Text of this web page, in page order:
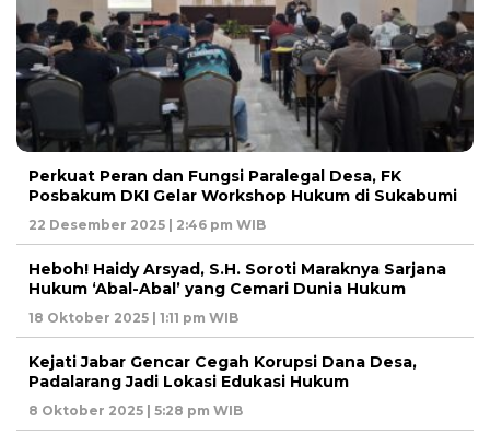
Perkuat Peran dan Fungsi Paralegal Desa, FK
Posbakum DKI Gelar Workshop Hukum di Sukabumi
22 Desember 2025 | 2:46 pm WIB
Heboh! Haidy Arsyad, S.H. Soroti Maraknya Sarjana
Hukum ‘Abal-Abal’ yang Cemari Dunia Hukum
18 Oktober 2025 | 1:11 pm WIB
Kejati Jabar Gencar Cegah Korupsi Dana Desa,
Padalarang Jadi Lokasi Edukasi Hukum
8 Oktober 2025 | 5:28 pm WIB